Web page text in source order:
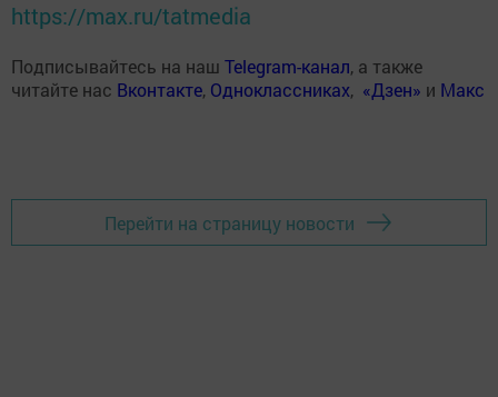
https://max.ru/tatmedia
Подписывайтесь на наш Telegram-канал, а также
читайте нас Вконтакте, Одноклассниках, «Дзен» и Макс
Перейти на страницу новости